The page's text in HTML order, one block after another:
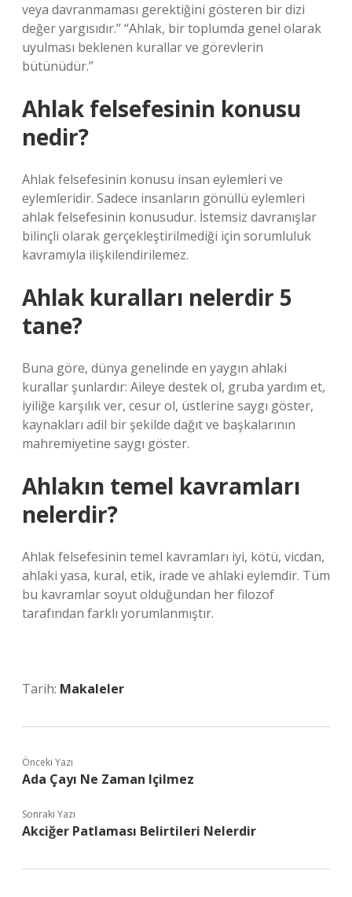
veya davranmaması gerektiğini gösteren bir dizi
değer yargısıdır.” “Ahlak, bir toplumda genel olarak
uyulması beklenen kurallar ve görevlerin
bütünüdür.”
Ahlak felsefesinin konusu
nedir?
Ahlak felsefesinin konusu insan eylemleri ve
eylemleridir. Sadece insanların gönüllü eylemleri
ahlak felsefesinin konusudur. İstemsiz davranışlar
bilinçli olarak gerçekleştirilmediği için sorumluluk
kavramıyla ilişkilendirilemez.
Ahlak kuralları nelerdir 5
tane?
Buna göre, dünya genelinde en yaygın ahlaki
kurallar şunlardır: Aileye destek ol, gruba yardım et,
iyiliğe karşılık ver, cesur ol, üstlerine saygı göster,
kaynakları adil bir şekilde dağıt ve başkalarının
mahremiyetine saygı göster.
Ahlakın temel kavramları
nelerdir?
Ahlak felsefesinin temel kavramları iyi, kötü, vicdan,
ahlaki yasa, kural, etik, irade ve ahlaki eylemdir. Tüm
bu kavramlar soyut olduğundan her filozof
tarafından farklı yorumlanmıştır.
Tarih: Makaleler
Önceki Yazı
Ada Çayı Ne Zaman Içilmez
Sonraki Yazı
Akciğer Patlaması Belirtileri Nelerdir